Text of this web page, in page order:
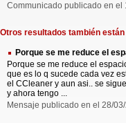
Communicado publicado en el
Otros resultados también
Porque se me reduce el
Porque se me reduce el
que es lo q sucede cada vez
el CCleaner y aun asi.. se
y ahora tengo ...
Mensaje publicado en el 28/